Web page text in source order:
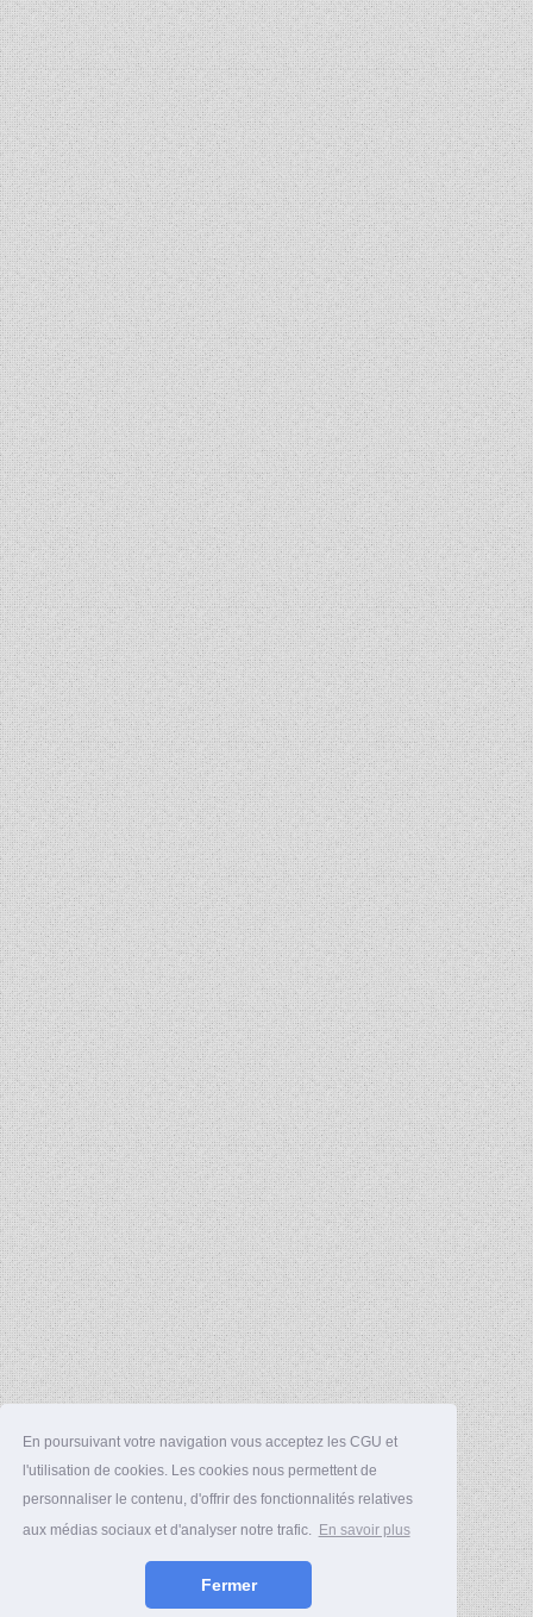
En poursuivant votre navigation vous acceptez les CGU et
l'utilisation de cookies. Les cookies nous permettent de
personnaliser le contenu, d'offrir des fonctionnalités relatives
aux médias sociaux et d'analyser notre trafic. En savoir plus
Fermer